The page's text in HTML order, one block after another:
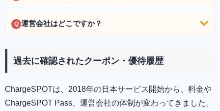
Q 運営会社はどこですか？
過去に確認されたクーポン・優待履歴
ChargeSPOTは、2018年の日本サービス開始から、料金や
ChargeSPOT Pass、運営会社の体制が変わってきました。